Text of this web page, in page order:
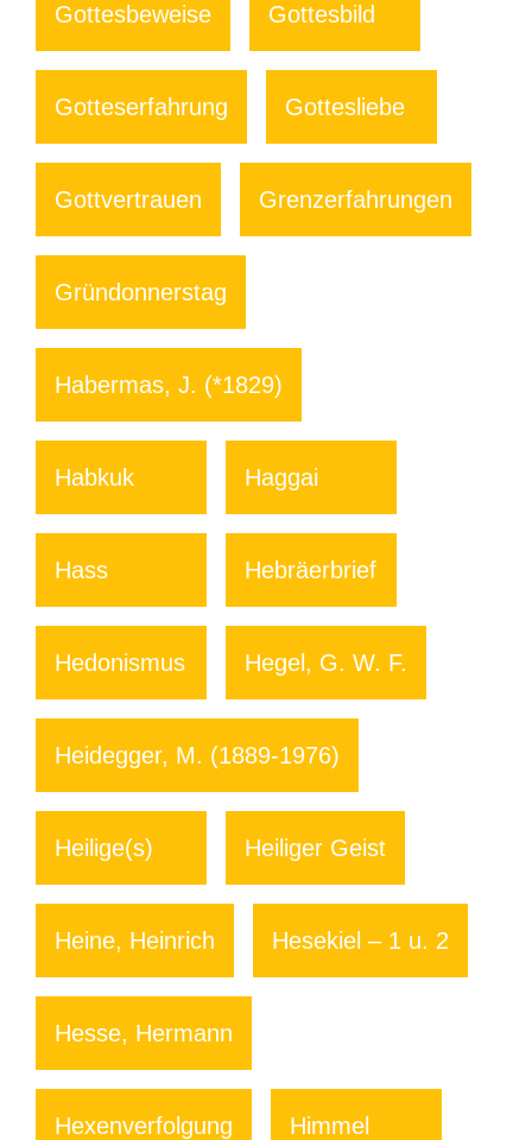
Gottesbeweise Gottesbild
Gotteserfahrung Gottesliebe
Gottvertrauen Grenzerfahrungen
Gründonnerstag
Habermas, J. (*1829)
Habkuk Haggai
Hass Hebräerbrief
Hedonismus Hegel, G. W. F.
Heidegger, M. (1889-1976)
Heilige(s) Heiliger Geist
Heine, Heinrich Hesekiel – 1 u. 2
Hesse, Hermann
Hexenverfolgung Himmel